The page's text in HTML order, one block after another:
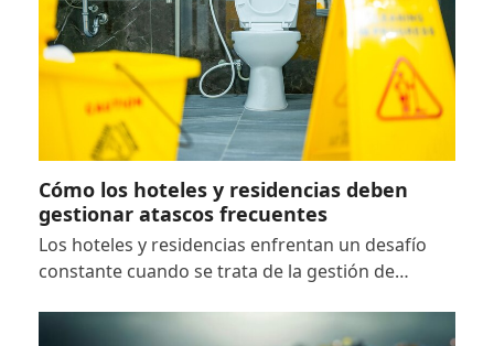
Cómo los hoteles y residencias deben
gestionar atascos frecuentes
Los hoteles y residencias enfrentan un desafío
constante cuando se trata de la gestión de…